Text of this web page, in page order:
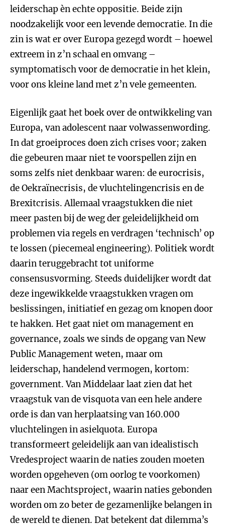
leiderschap èn echte oppositie. Beide zijn
noodzakelijk voor een levende democratie. In die
zin is wat er over Europa gezegd wordt – hoewel
extreem in z’n schaal en omvang –
symptomatisch voor de democratie in het klein,
voor ons kleine land met z’n vele gemeenten.
Eigenlijk gaat het boek over de ontwikkeling van
Europa, van adolescent naar volwassenwording.
In dat groeiproces doen zich crises voor; zaken
die gebeuren maar niet te voorspellen zijn en
soms zelfs niet denkbaar waren: de eurocrisis,
de Oekraïnecrisis, de vluchtelingencrisis en de
Brexitcrisis. Allemaal vraagstukken die niet
meer pasten bij de weg der geleidelijkheid om
problemen via regels en verdragen ‘technisch’ op
te lossen (piecemeal engineering). Politiek wordt
daarin teruggebracht tot uniforme
consensusvorming. Steeds duidelijker wordt dat
deze ingewikkelde vraagstukken vragen om
beslissingen, initiatief en gezag om knopen door
te hakken. Het gaat niet om management en
governance, zoals we sinds de opgang van New
Public Management weten, maar om
leiderschap, handelend vermogen, kortom:
government. Van Middelaar laat zien dat het
vraagstuk van de visquota van een hele andere
orde is dan van herplaatsing van 160.000
vluchtelingen in asielquota. Europa
transformeert geleidelijk aan van idealistisch
Vredesproject waarin de naties zouden moeten
worden opgeheven (om oorlog te voorkomen)
naar een Machtsproject, waarin naties gebonden
worden om zo beter de gezamenlijke belangen in
de wereld te dienen. Dat betekent dat dilemma’s